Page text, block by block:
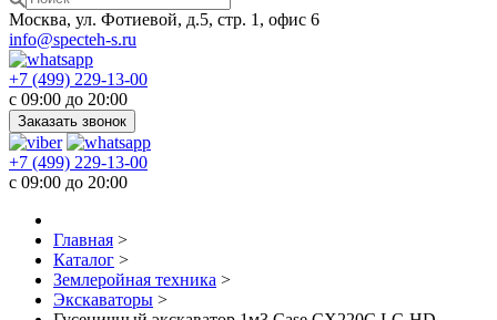
Москва, ул. Фотиевой, д.5, стр. 1, офис 6
info@specteh-s.ru
+7 (499) 229-13-00
c 09:00 до 20:00
Заказать звонок
+7 (499) 229-13-00
c 09:00 до 20:00
Главная >
Каталог >
Землеройная техника >
Экскаваторы >